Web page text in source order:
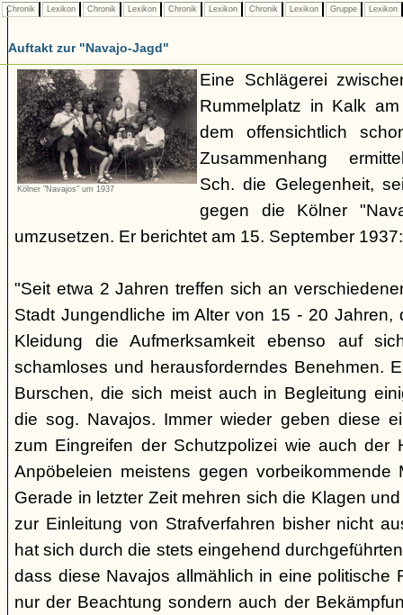
Chronik Lexikon Chronik Lexikon Chronik Lexikon Chronik Lexikon Gruppe Lexikon
Auftakt zur "Navajo-Jagd"
Kölner "Navajos" um 1937
Eine Schlägerei
Rummelplatz in Kalk
dem offensichtlich
Zusammenhang
Sch. die Gelegenheit,
gegen die Kölner
umzusetzen. Er berichtet am 15. September 1937:
"Seit etwa 2 Jahren treffen sich an
Stadt Jungendliche im Alter von 15 - 20 Jahren,
Kleidung die Aufmerksamkeit ebenso auf
schamloses und herausforderndes Benehmen.
Burschen, die sich meist auch in Begleitung
die sog. Navajos. Immer wieder geben diese
zum Eingreifen der Schutzpolizei wie auch der
Anpöbeleien meistens gegen vorbeikommende
Gerade in letzter Zeit mehren sich die Klagen
zur Einleitung von Strafverfahren bisher nicht
hat sich durch die stets eingehend
dass diese Navajos allmählich in eine politische
nur der Beachtung sondern auch der